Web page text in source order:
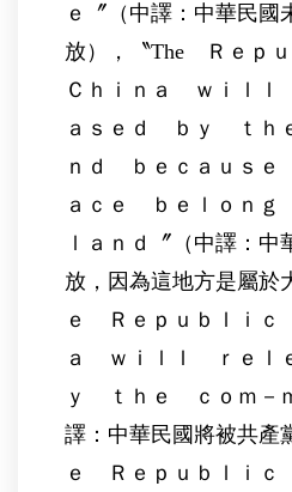
ｅ〞（中譯：中華民國
放），〝The Ｒｅｐ
Ｃｈｉｎａ ｗｉｌ
ａｓｅｄ ｂｙ ｔｈ
ｎｄ ｂｅｃａｕｓ
ａｃｅ ｂｅｌｏｎ
ｌａｎｄ〞（中譯：
放，因為這地方是屬於
ｅ Ｒｅｐｕｂｌｉ
ａ ｗｉｌｌ ｒｅｌ
ｙ ｔｈｅ ｃｏｍ－
譯：中華民國將被共產
ｅ Ｒｅｐｕｂｌｉ